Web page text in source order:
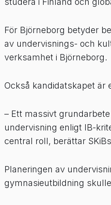
För Björneborg betyder
av undervisnings- och
verksamhet i Björneborg.
Också kandidatskapet är
– Ett massivt
undervisning enligt IB-
central roll, berättar
Planeringen av
gymnasieutbildning